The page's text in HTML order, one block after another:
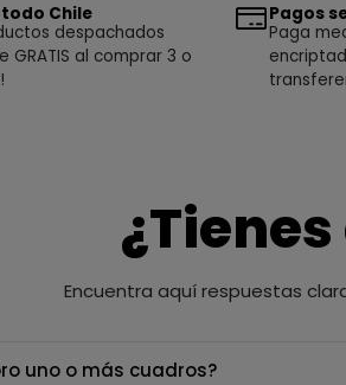
Chile
despachados
al comprar 3 o
Pagos
Paga
Encuentra aquí respuestas
uno o más cuadros?